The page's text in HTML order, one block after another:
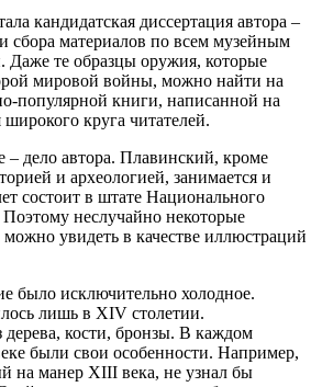
кандидатская диссертация автора –
сбора материалов по всем музейным
Даже те образцы оружия, которые
мировой войны, можно найти на
популярной книги, написанной на
круга читателей.
дело автора. Плавинский, кроме
и археологией, занимается и
состоит в штате Национального
Поэтому неслучайно некоторые
увидеть в качестве иллюстраций
было исключительно холодное.
лишь в XIV столетии.
дерева, кости, бронзы. В каждом
были свои особенности. Например,
на манер XIII века, не узнал бы